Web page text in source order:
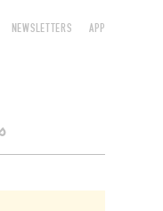
NEWSLETTERS APP